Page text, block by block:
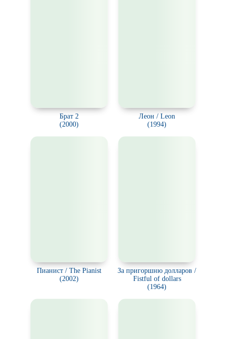
Брат 2
(2000)
Леон / Leon
(1994)
Пианист / The Pianist
(2002)
За пригоршню долларов /
Fistful of dollars
(1964)